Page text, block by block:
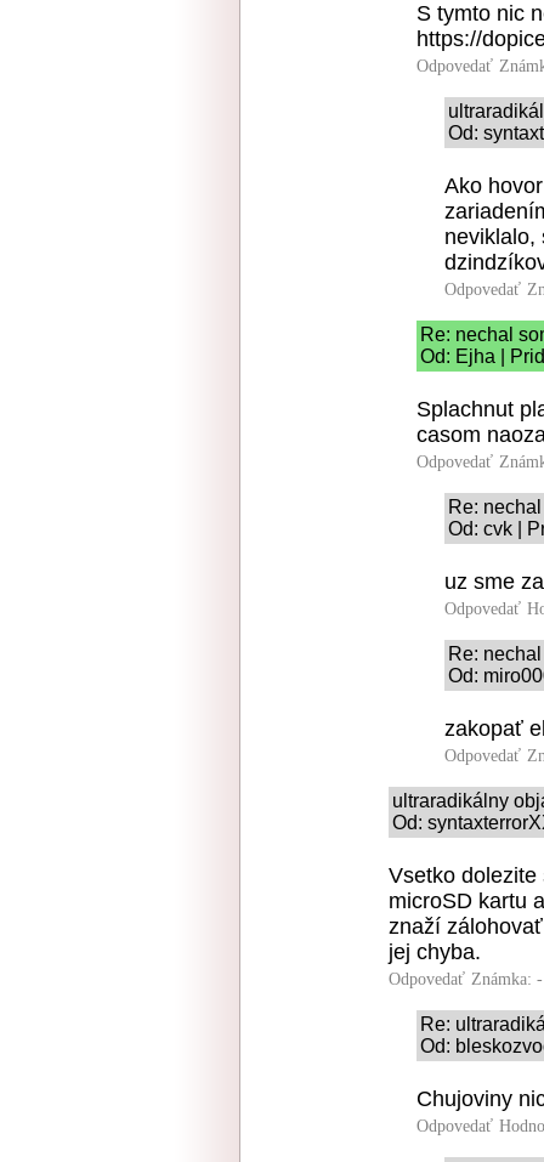
S tymto nic
https://
Odpovedať
Od:
Ako
neviklalo,
Odpovedať
Re: nechal
Od: Ejha |
Splachnut
casom
Odpovedať
Re:
Od: cvk |
uz sme
Odpovedať
Re:
Od:
zakopať
Odpovedať
ultraradikálny
Od:
Vsetko
microSD kartu
znaží
jej chyba.
Odpovedať Známka:
Re:
Od:
Chujoviny
Odpovedať